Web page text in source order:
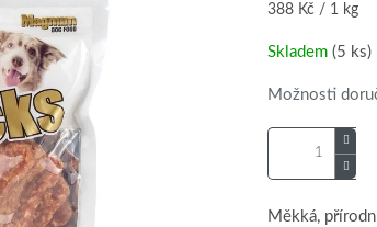
Měrná
388 Kč / 1 kg
Skladem (5 ks)
Možnosti
Měkká,